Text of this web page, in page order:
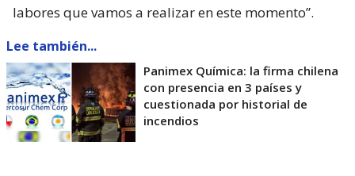
labores que vamos a realizar en este momento”.
Lee también...
Panimex Química: la firma chilena
con presencia en 3 países y
cuestionada por historial de
incendios